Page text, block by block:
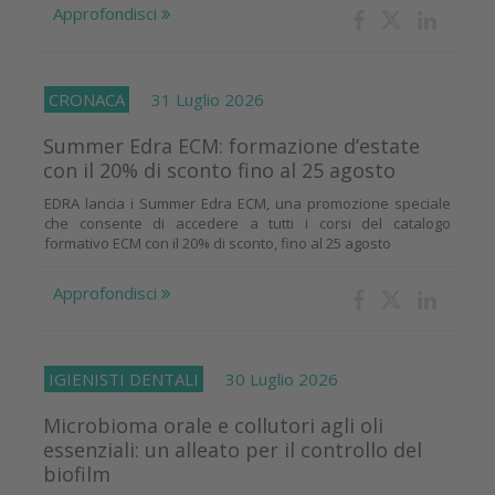
Approfondisci
CRONACA 31 Luglio 2026
Summer Edra ECM: formazione d’estate
con il 20% di sconto fino al 25 agosto
EDRA lancia i Summer Edra ECM, una promozione speciale
che consente di accedere a tutti i corsi del catalogo
formativo ECM con il 20% di sconto, fino al 25 agosto
Approfondisci
IGIENISTI DENTALI 30 Luglio 2026
Microbioma orale e collutori agli oli
essenziali: un alleato per il controllo del
biofilm